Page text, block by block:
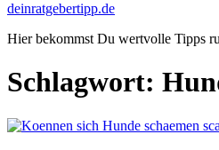
deinratgebertipp.de
Hier bekommst Du wertvolle Tipps
Schlagwort: